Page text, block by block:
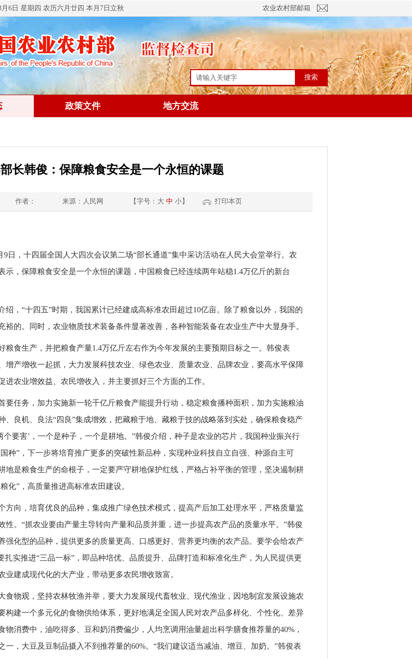
月6日 星期四 农历六月廿四 本月7日立秋 农业农村部邮箱
搜索
政策文件 地方交流
长韩俊：保障粮食安全是一个永恒的课题
作者： 来源：人民网 【字号： 大 中 小】 打印本页
9日，十四届全国人大四次会议第二场“部长通道”集中采访活动在人民大会堂举行。农
示，保障粮食安全是一个永恒的课题，中国粮食已经连续两年站稳1.4万亿斤的新台
绍，“十四五”时期，我国累计已经建成高标准农田超过10亿亩。除了粮食以外，我国的
裕的。同时，农业物质技术装备条件显著改善，各种智能装备在农业生产中大显身手。
粮食生产，并把粮食产量1.4万亿斤左右作为今年发展的主要预期目标之一。韩俊表
增产增收一起抓，大力发展科技农业、绿色农业、质量农业、品牌农业，要高水平保障
农业增效益、农民增收入，并主要抓好三个方面的工作。
要任务，加力实施新一轮千亿斤粮食产能提升行动，稳定粮食播种面积，加力实施粮油
、良机、良法“四良”集成增效，把藏粮于地、藏粮于技的战略落到实处，确保粮食稳产
个要害’，一个是种子，一个是耕地。”韩俊介绍，种子是农业的芯片，我国种业振兴行
种”，下一步将培育推广更多的突破性新品种，实现种业科技自立自强、种源自主可
地是粮食生产的命根子，一定要严守耕地保护红线，严格占补平衡的管理，坚决遏制耕
化”，高质量推进高标准农田建设。
方向，培育优良的品种，集成推广绿色技术模式，提高产后加工处理水平，严格质量监
性。“抓农业要由产量主导转向产量和品质并重，进一步提高农产品的质量水平。”韩俊
强化型的品种，提供更多的质量更高、口感更好、营养更均衡的农产品。要学会给农产
扎实推进“三品一标”，即品种培优、品质提升、品牌打造和标准化生产，为人民提供更
建成现代化的大产业，带动更多农民增收致富。
食物观，坚持农林牧渔并举，要大力发展现代畜牧业、现代渔业，因地制宜发展设施农
构建一个多元化的食物供给体系，更好地满足全国人民对农产品多样化、个性化、差异
消费中，油吃得多、豆和奶消费偏少，人均烹调用油量超出科学膳食推荐量的40%，
一，大豆及豆制品摄入不到推荐量的60%。“我们建议适当减油、增豆、加奶。”韩俊表